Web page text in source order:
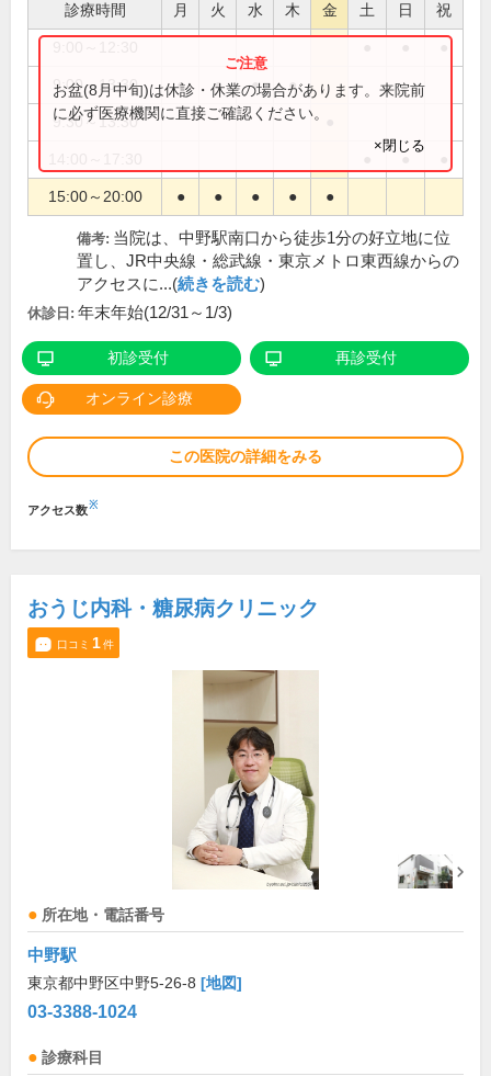
診療時間 月 火 水 木 金 土 日 祝
9:00～13:30 ● ● ● ●
9:30～13:30
15:00～20:00 ● ● ● ● ●
お盆(8月中旬)は休診・休業の場合があります。来院前
に必ず医療機関に直接ご確認ください。
×閉じる
備考: 当院は、中野駅南口から徒歩1分の好立地に位
置し、JR中央線・総武線・東京メトロ東西線からの
アクセスに...(続きを読む)
休診日: 年末年始(12/31～1/3)
初診受付 再診受付
オンライン診療
この医院の詳細をみる
アクセス数※
おうじ内科・糖尿病クリニック
口コミ 1件
所在地・電話番号
中野駅
東京都中野区中野5-26-8 [地図]
03-3388-1024
診療科目